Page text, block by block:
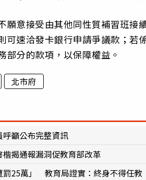
願意接受由其他同性質補習班接
可速洽發卡銀行申請爭議款；若
部分的款項，以保障權益。
北市府
籲公布完整資訊
揭通報漏洞促教育部改革
罰25萬」 教育局證實：終身不得任教